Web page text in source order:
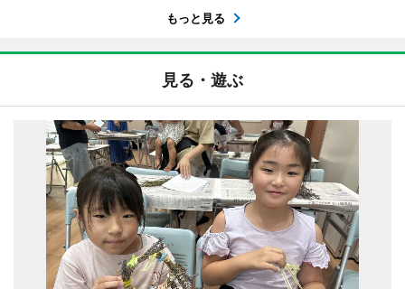
もっと見る
見る・遊ぶ